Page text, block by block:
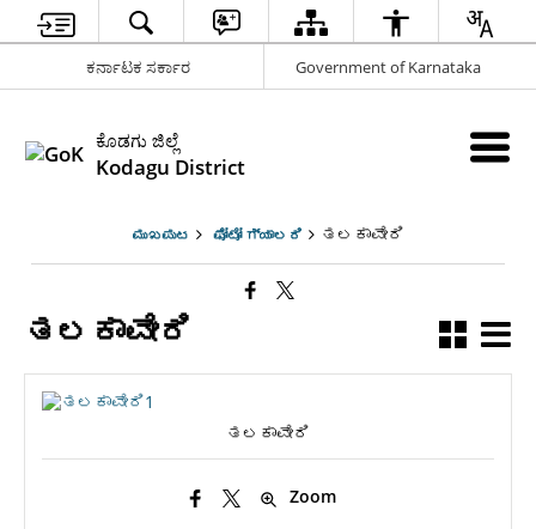
ಕರ್ನಾಟಕ ಸರ್ಕಾರ Government of Karnataka
ಕೊಡಗು ಜಿಲ್ಲೆ
Kodagu District
ಮುಖಪುಟ ಫೋಟೋ ಗ್ಯಾಲರಿ ತಲಕಾವೇರಿ
ತಲಕಾವೇರಿ
ತಲಕಾವೇರಿ
Zoom